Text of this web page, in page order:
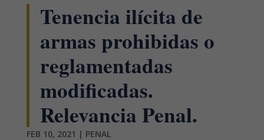
Tenencia ilícita de
armas prohibidas o
reglamentadas
modificadas.
Relevancia Penal.
FEB 10, 2021 | PENAL